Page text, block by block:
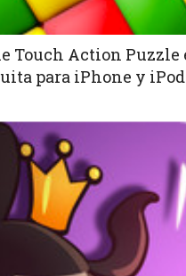
Touch Action Puzzle
para iPhone y